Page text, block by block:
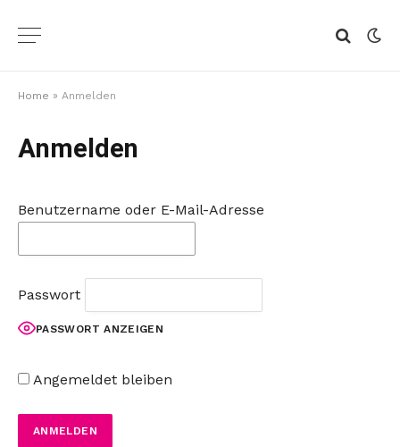
Home » Anmelden
Anmelden
Benutzername oder E-Mail-Adresse
Passwort
PASSWORT ANZEIGEN
Angemeldet bleiben